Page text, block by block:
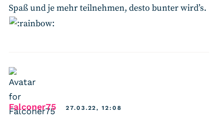
Spaß und je mehr teilnehmen, desto bunter wird’s.
Falconer75says:27.03.22, 12:08